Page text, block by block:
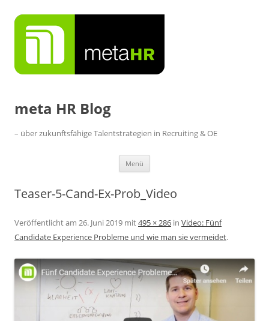
Inhalt
springen
meta HR Blog
– über zukunftsfähige Talentstrategien in Recruiting & OE
Menü
Teaser-5-Cand-Ex-Prob_Video
Veröffentlicht am 26. Juni 2019 mit495 × 286 in Video: Fünf
Candidate Experience Probleme und wie man sie vermeidet.